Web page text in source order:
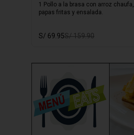
1 Pollo a la brasa con arroz chaufa,
papas fritas y ensalada.
S/ 69.95S/ 159.90